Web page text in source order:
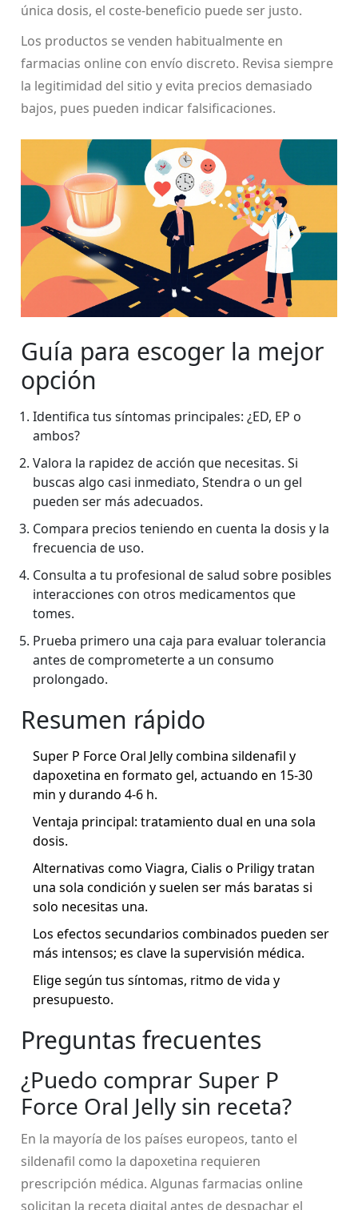
única dosis, el coste‑beneficio puede ser justo.
Los productos se venden habitualmente en
farmacias online con envío discreto. Revisa siempre
la legitimidad del sitio y evita precios demasiado
bajos, pues pueden indicar falsificaciones.
Guía para escoger la mejor
opción
Identifica tus síntomas principales: ¿ED, EP o
ambos?
Valora la rapidez de acción que necesitas. Si
buscas algo casi inmediato, Stendra o un gel
pueden ser más adecuados.
Compara precios teniendo en cuenta la dosis y la
frecuencia de uso.
Consulta a tu profesional de salud sobre posibles
interacciones con otros medicamentos que
tomes.
Prueba primero una caja para evaluar tolerancia
antes de comprometerte a un consumo
prolongado.
Resumen rápido
Super P Force Oral Jelly combina sildenafil y
dapoxetina en formato gel, actuando en 15‑30
min y durando 4‑6 h.
Ventaja principal: tratamiento dual en una sola
dosis.
Alternativas como Viagra, Cialis o Priligy tratan
una sola condición y suelen ser más baratas si
solo necesitas una.
Los efectos secundarios combinados pueden ser
más intensos; es clave la supervisión médica.
Elige según tus síntomas, ritmo de vida y
presupuesto.
Preguntas frecuentes
¿Puedo comprar Super P
Force Oral Jelly sin receta?
En la mayoría de los países europeos, tanto el
sildenafil como la dapoxetina requieren
prescripción médica. Algunas farmacias online
solicitan la receta digital antes de despachar el